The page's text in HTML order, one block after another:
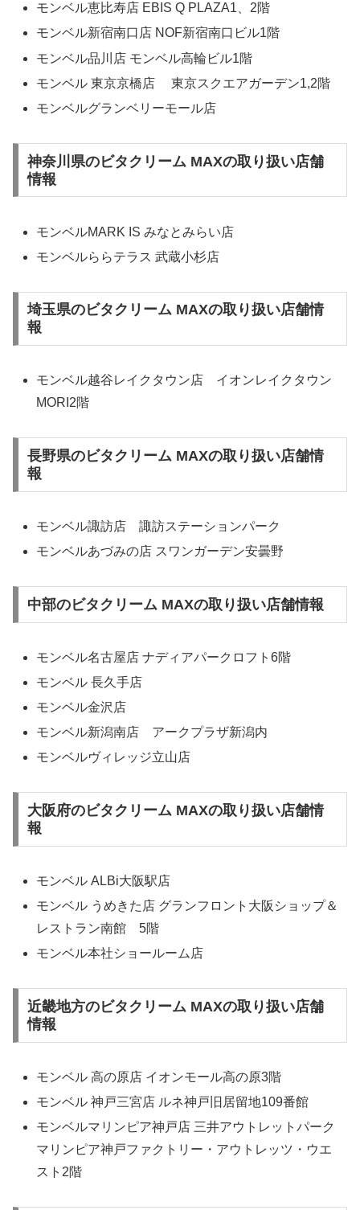
モンベル恵比寿店 EBIS Q PLAZA1、2階
モンベル新宿南口店 NOF新宿南口ビル1階
モンベル品川店 モンベル高輪ビル1階
モンベル 東京京橋店 東京スクエアガーデン1,2階
モンベルグランベリーモール店
神奈川県のビタクリーム MAXの取り扱い店舗
情報
モンベルMARK IS みなとみらい店
モンベルららテラス 武蔵小杉店
埼玉県のビタクリーム MAXの取り扱い店舗情
報
モンベル越谷レイクタウン店 イオンレイクタウン
MORI2階
長野県のビタクリーム MAXの取り扱い店舗情
報
モンベル諏訪店 諏訪ステーションパーク
モンベルあづみの店 スワンガーデン安曇野
中部のビタクリーム MAXの取り扱い店舗情報
モンベル名古屋店 ナディアパークロフト6階
モンベル 長久手店
モンベル金沢店
モンベル新潟南店 アークプラザ新潟内
モンベルヴィレッジ立山店
大阪府のビタクリーム MAXの取り扱い店舗情
報
モンベル ALBi大阪駅店
モンベル うめきた店 グランフロント大阪ショップ＆
レストラン南館 5階
モンベル本社ショールーム店
近畿地方のビタクリーム MAXの取り扱い店舗
情報
モンベル 高の原店 イオンモール高の原3階
モンベル 神戸三宮店 ルネ神戸旧居留地109番館
モンベルマリンピア神戸店 三井アウトレットパーク
マリンピア神戸ファクトリー・アウトレッツ・ウエ
スト2階